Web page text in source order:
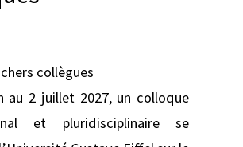
collègues
au 2 juillet 2027, un colloque
et pluridisciplinaire se